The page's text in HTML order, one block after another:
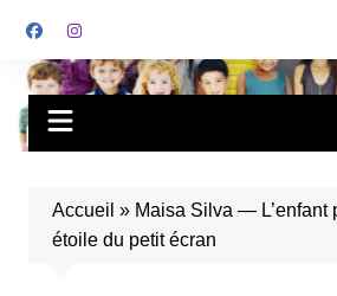
Accueil » Maisa Silva — L’enfant
étoile du petit écran